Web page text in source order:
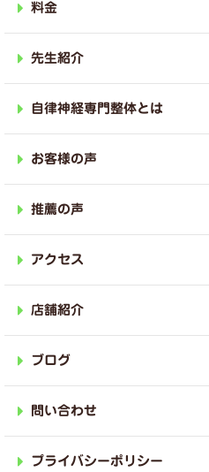
料金
先生紹介
自律神経専門整体とは
お客様の声
推薦の声
アクセス
店舗紹介
ブログ
問い合わせ
プライバシーポリシー